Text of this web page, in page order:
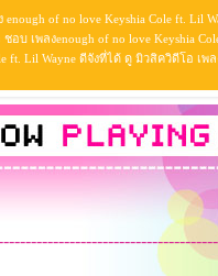
of no love Keyshia Cole ft. Lil
อบ เพลงenough of no love Keyshia
ft. Lil Wayne ดีจังที่ได้ ดู มิวสิควิดีโอ เพล